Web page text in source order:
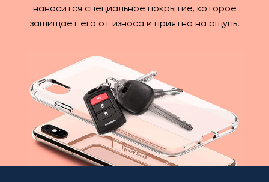
наносится специальное покрытие, которое
защищает его от износа и приятно на ощупь.